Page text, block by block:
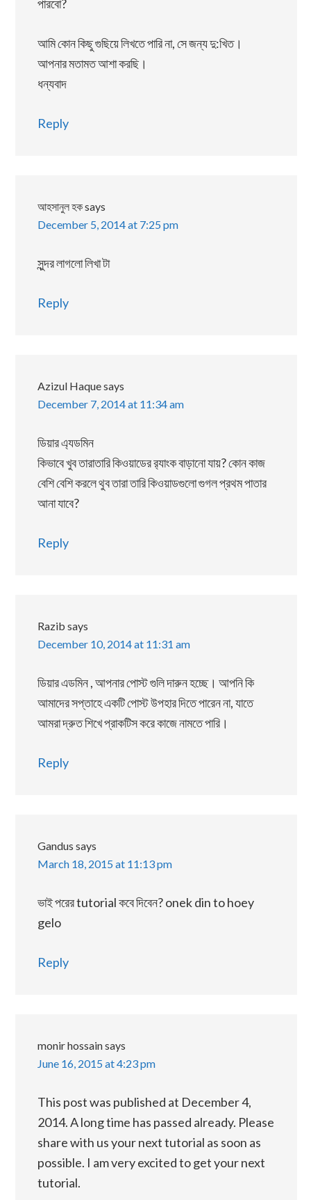
পারবো?
আমি কোন কিছু গুছিয়ে লিখতে পারি না, সে জন্য দু:খিত।
আপনার মতামত আশা করছি।
ধন্যবাদ
Reply
আহসানুল হকsays
December 5, 2014 at 7:25 pm
সুন্দর লাগলো লিখা টা
Reply
Azizul Haquesays
December 7, 2014 at 11:34 am
ডিয়ার এ্যডমিন
কিভাবে খুব তারাতারি কিওয়াডের র‌্যাংক বাড়ানো যায়? কোন কাজ
বেশি বেশি করলে থুব তারা তারি কিওয়াডগুলো গুগল প্রথম পাতার
আনা যাবে?
Reply
Razib says
December 10, 2014 at 11:31 am
ডিয়ার এডমিন , আপনার পোস্ট গুলি দারুন হচ্ছে। আপনি কি
আমাদের সপ্তাহে একটি পোস্ট উপহার দিতে পারেন না, যাতে
আমরা দ্রুত শিখে প্রাকটিস করে কাজে নামতে পারি।
Reply
Gandus says
March 18, 2015 at 11:13 pm
ভাই পরের tutorial কবে দিবেন? onek din to hoey
gelo
Reply
monir hossainsays
June 16, 2015 at 4:23 pm
This post was published at December 4,
2014. A long time has passed already. Please
share with us your next tutorial as soon as
possible. I am very excited to get your next
tutorial.